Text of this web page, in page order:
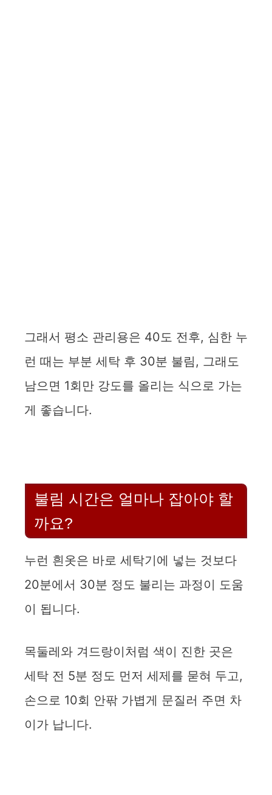
그래서 평소 관리용은 40도 전후, 심한 누
런 때는 부분 세탁 후 30분 불림, 그래도
남으면 1회만 강도를 올리는 식으로 가는
게 좋습니다.
불림 시간은 얼마나 잡아야 할
까요?
누런 흰옷은 바로 세탁기에 넣는 것보다
20분에서 30분 정도 불리는 과정이 도움
이 됩니다.
목둘레와 겨드랑이처럼 색이 진한 곳은
세탁 전 5분 정도 먼저 세제를 묻혀 두고,
손으로 10회 안팎 가볍게 문질러 주면 차
이가 납니다.